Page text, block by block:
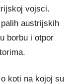
vojsci.
austrijskih
borbu i otpor
koti na kojoj su